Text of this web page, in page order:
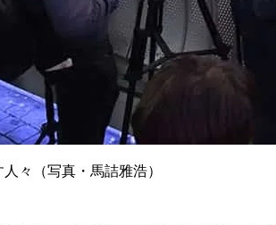
々（写真・馬詰雅浩）